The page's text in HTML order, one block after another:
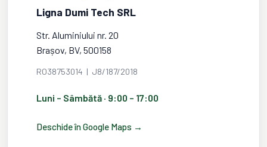
Ligna Dumi Tech SRL
Str. Aluminiului nr. 20
Brașov, BV, 500158
RO38753014 | J8/187/2018
Luni – Sâmbătă · 9:00 – 17:00
Deschide în Google Maps →